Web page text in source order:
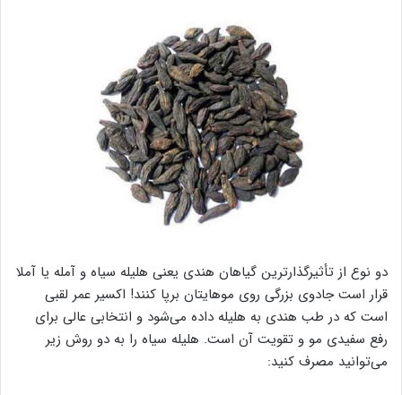
دو نوع از تأثیرگذارترین گیاهان هندی یعنی هلیله سیاه و آمله یا آملا
قرار است جادوی بزرگی روی موهایتان برپا کنند! اکسیر عمر لقبی
است که در طب هندی به هلیله داده می‌شود و انتخابی عالی برای
رفع سفیدی مو و تقویت آن است. هلیله سیاه را به دو روش زیر
می‌توانید مصرف کنید: